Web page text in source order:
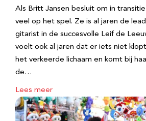
Als Britt Jansen besluit om in
veel op het spel. Ze is al jaren de
gitarist in de succesvolle Leif de
voelt ook al jaren dat er iets niet
het verkeerde lichaam en komt bij
de…
Lees meer